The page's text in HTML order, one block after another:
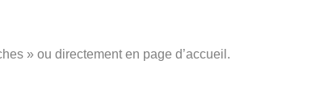
» ou directement en page d’accueil.